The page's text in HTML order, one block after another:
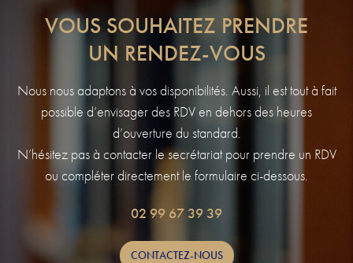
VOUS SOUHAITEZ PRENDRE
UN RENDEZ-VOUS
Nous nous adaptons à vos disponibilités. Aussi, il est tout à fait
possible d’envisager des RDV en dehors des heures
d’ouverture du standard.
N’hésitez pas à contacter le secrétariat pour prendre un RDV
ou compléter directement le formulaire ci-dessous.
02 99 67 39 39
CONTACTEZ-NOUS